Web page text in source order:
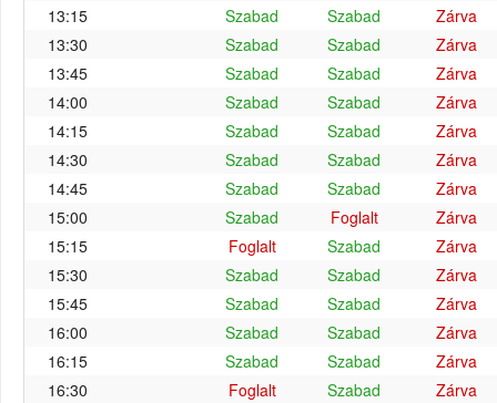
13:15
Szabad Szabad
Zárva
13:30
Szabad Szabad
Zárva
13:45
Szabad Szabad
Zárva
14:00
Szabad Szabad
Zárva
14:15
Szabad Szabad
Zárva
14:30
Szabad Szabad
Zárva
14:45
Szabad Szabad
Zárva
15:00
Szabad Foglalt
Zárva
15:15
Foglalt Szabad
Zárva
15:30
Szabad Szabad
Zárva
15:45
Szabad Szabad
Zárva
16:00
Szabad Szabad
Zárva
16:15
Szabad Szabad
Zárva
16:30
Foglalt Szabad
Zárva